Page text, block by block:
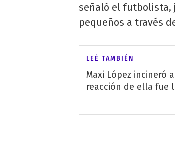
señaló el futbolista,
pequeños a través
LEÉ TAMBIÉN
Maxi López incineró
reacción de ella fue